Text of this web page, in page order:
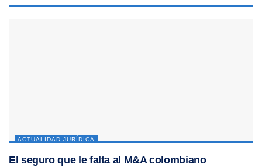
ACTUALIDAD JURÍDICA
El seguro que le falta al M&A colombiano